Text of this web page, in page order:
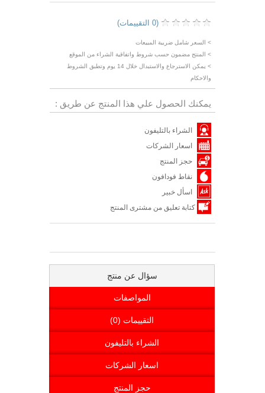
(0 التقييمات)
> السعر شامل ضريبة المبيعات
> المنتج مضمون حسب شروط واتفاقية الشراء من الموقع
> يمكن الاسترجاع والاستبدال خلال 14 يوم وتطبق الشروط
والاحكام
يمكنك الحصول علي هذا المنتج عن طريق :
الشراء بالتليفون
اسعار الشركات
حجز المنتج
نقاط فودافون
اسأل خبير
كتابة تعليق من مشترى المنتج
سؤال عن منتج
المواصفات
التقييمات (0)
الشراء بالتليفون
اسعار الشركات
حجز المنتج